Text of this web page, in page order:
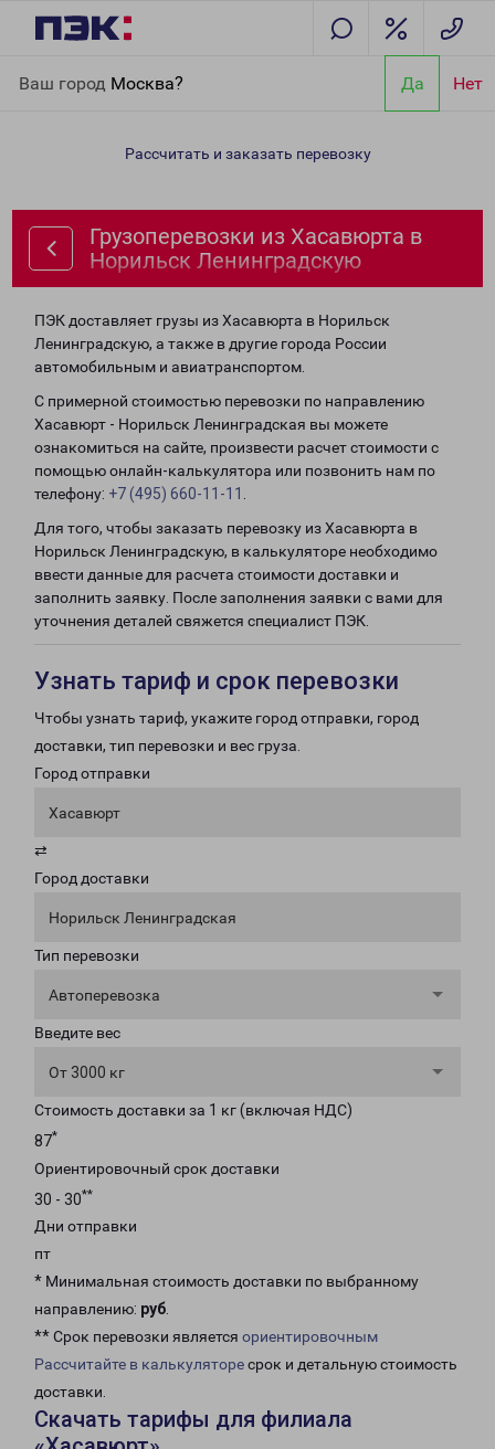
Ваш город Москва? Да Нет
Норильск Ленинградскую
Рассчитать и заказать перевозку
Грузоперевозки из Хасавюрта в
Норильск Ленинградскую
ПЭК доставляет грузы из Хасавюрта в Норильск
Ленинградскую, а также в другие города России
автомобильным и авиатранспортом.
С примерной стоимостью перевозки по направлению
Хасавюрт - Норильск Ленинградская вы можете
ознакомиться на сайте, произвести расчет стоимости с
помощью онлайн-калькулятора или позвонить нам по
телефону: +7 (495) 660-11-11
Для того, чтобы заказать перевозку из Хасавюрта в
Норильск Ленинградскую, в калькуляторе необходимо
ввести данные для расчета стоимости доставки и
заполнить заявку. После заполнения заявки с вами для
уточнения деталей свяжется специалист ПЭК.
Узнать тариф и срок перевозки
Чтобы узнать тариф, укажите город отправки, город
доставки, тип перевозки и вес груза.
Город отправки
Хасавюрт
⇄
Город доставки
Норильск Ленинградская
Тип перевозки
Автоперевозка
Введите вес
От 3000 кг
Стоимость доставки за 1 кг (включая НДС)
87*
Ориентировочный срок доставки
30 - 30**
Дни отправки
пт
* Минимальная стоимость доставки по выбранному
направлению: руб.
** Срок перевозки является ориентировочным
Рассчитайте в калькуляторесрок и детальную стоимость
доставки.
Скачать тарифы для филиала